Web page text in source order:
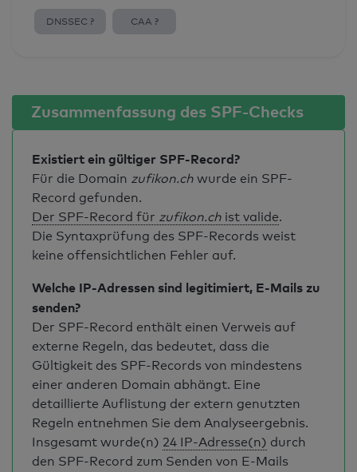
DNSSEC ? CAA ?
Zusammenfassung des SPF-Checks
Existiert ein gültiger SPF-Record?
Für die Domain zufikon.ch wurde ein SPF-
Record gefunden.
Der SPF-Record für zufikon.ch ist valide.
Die Syntaxprüfung des SPF-Records weist
keine offensichtlichen Fehler auf.
Welche IP-Adressen sind legitimiert, E-Mails zu
senden?
Der SPF-Record enthält einen Verweis auf
externe Regeln, das bedeutet, dass die
Gültigkeit des SPF-Records von mindestens
einer anderen Domain abhängt. Eine
detaillierte Auflistung der extern genutzten
Regeln entnehmen Sie dem Analyseergebnis.
Insgesamt wurde(n) 24 IP-Adresse(n) durch
den SPF-Record zum Senden von E-Mails